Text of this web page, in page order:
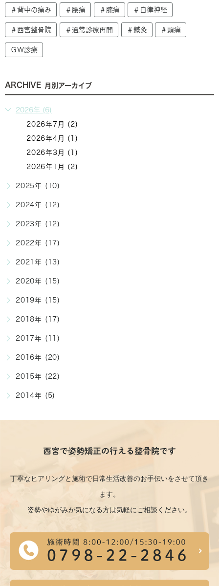
＃背中の痛み ＃腰痛 ＃膝痛 ＃自律神経
＃西宮整骨院 ＃通常診療再開 ＃鍼灸 ＃頭痛
ＧＷ診療
ARCHIVE 月別アーカイブ
2026年 (6)
2026年7月 (2)
2026年4月 (1)
2026年3月 (1)
2026年1月 (2)
2025年 (10)
2024年 (12)
2023年 (12)
2022年 (17)
2021年 (13)
2020年 (15)
2019年 (15)
2018年 (17)
2017年 (11)
2016年 (20)
2015年 (22)
2014年 (5)
西宮で姿勢矯正の行える整骨院です
丁寧なヒアリングと施術で日常生活改善のお手伝いをさせて頂き
ます。
姿勢やゆがみが気になる方は気軽にご相談ください。